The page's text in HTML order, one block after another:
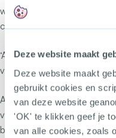
Deze website maakt
Deze website maakt
gebruikt cookies en
van deze website
'OK' te klikken geef je
van alle cookies, zoals
weten van elkaar en we
cybercriminelen veel minder
‘Als we ons ertegen
veel minder kans.’
Aan de Hein Roethofprijs
van €20.000 en een klein
bedrag is bestemd voor de